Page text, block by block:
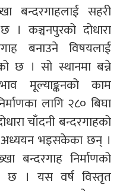
बन्दरगाहलाई सहरी
। कञ्चनपुरको दोधारा
बनाउने विषयलाई
छ । सो स्थानमा बन्ने
मूल्याङ्कनको काम
लागि २८० बिघा
चाँदनी बन्दरगाहको
अध्ययन भइसकेका छन् ।
बन्दरगाह निर्माणको
छ । यस वर्ष विस्तृत